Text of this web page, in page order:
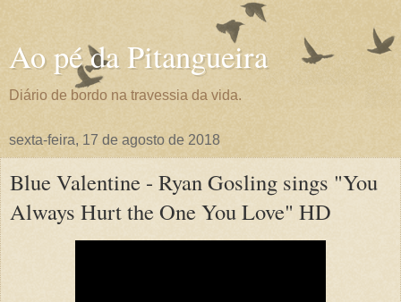
Ao pé da Pitangueira
Diário de bordo na travessia da vida.
sexta-feira, 17 de agosto de 2018
Blue Valentine - Ryan Gosling sings "You
Always Hurt the One You Love" HD